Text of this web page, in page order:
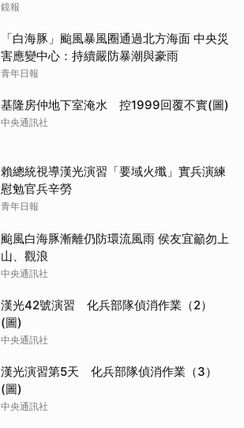
鏡報
「白海豚」颱風暴風圈通過北方海面 中央災
害應變中心：持續嚴防暴潮與豪雨
青年日報
基隆房仲地下室淹水 控1999回覆不實(圖)
中央通訊社
賴總統視導漢光演習「要域火殲」實兵演練
慰勉官兵辛勞
青年日報
颱風白海豚漸離仍防環流風雨 侯友宜籲勿上
山、觀浪
中央通訊社
漢光42號演習 化兵部隊偵消作業（2）
(圖)
中央通訊社
漢光演習第5天 化兵部隊偵消作業（3）
(圖)
中央通訊社